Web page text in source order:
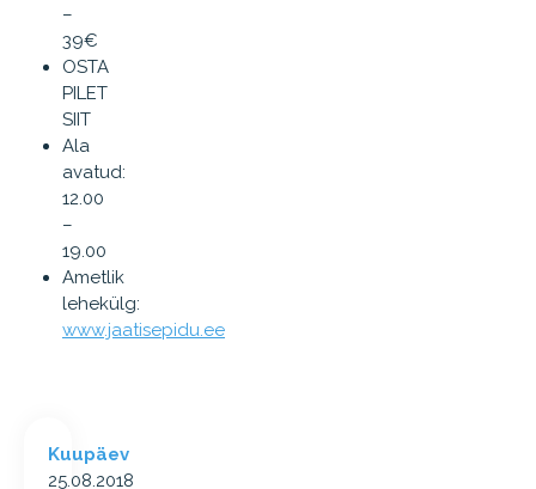
–
39€
OSTA
PILET
SIIT
Ala
avatud:
12.00
–
19.00
Ametlik
lehekülg:
www.jaatisepidu.ee
Kuupäev
25.08.2018